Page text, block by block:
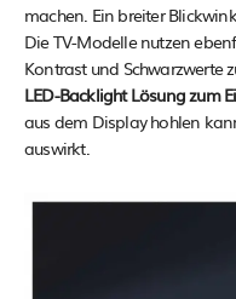
machen. Ein breiter
Die TV-Modelle nutzen
Kontrast und Schwarzwerte
LED-Backlight Lösung zum
aus dem Display hohlen
auswirkt.